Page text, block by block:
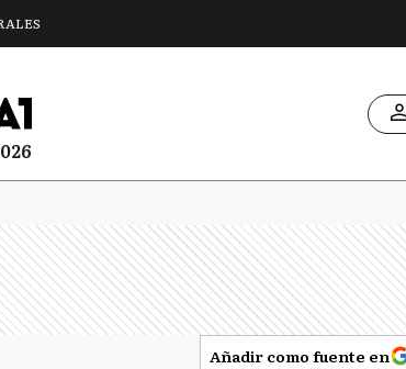
Añadir como fuente en